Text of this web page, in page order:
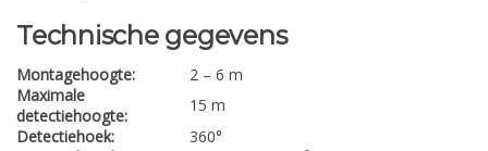
Technische gegevens
Montagehoogte:
2 – 6 m
Maximale
detectiehoogte:
15 m
Detectiehoek:
360°